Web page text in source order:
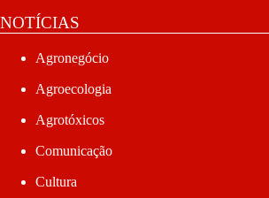
NOTÍCIAS
Agronegócio
Agroecologia
Agrotóxicos
Comunicação
Cultura